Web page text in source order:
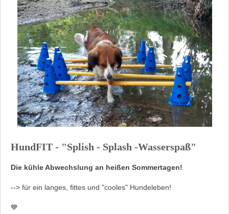
HundFIT - "Splish - Splash -Wasserspaß"
Die kühle Abwechslung an heißen Sommertagen!
--> für ein langes, fittes und "cooles" Hundeleben!
💙